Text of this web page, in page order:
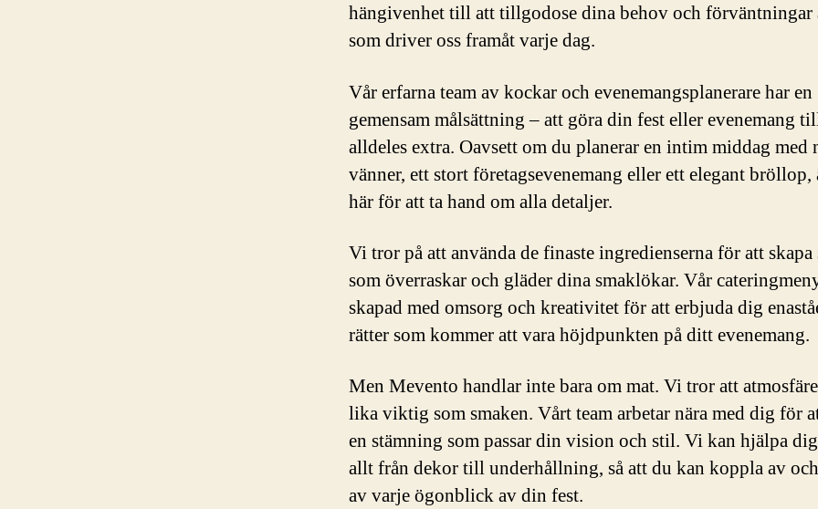
hängivenhet till att tillgodose dina behov och förväntningar
som driver oss framåt varje dag.
Vår erfarna team av kockar och evenemangsplanerare har en
gemensam målsättning – att göra din fest eller evenemang
alldeles extra. Oavsett om du planerar en intim middag med
vänner, ett stort företagsevenemang eller ett elegant
här för att ta hand om alla detaljer.
Vi tror på att använda de finaste ingredienserna för att skapa
som överraskar och gläder dina smaklökar. Vår
skapad med omsorg och kreativitet för att erbjuda dig
rätter som kommer att vara höjdpunkten på ditt evenemang.
Men Mevento handlar inte bara om mat. Vi tror att
lika viktig som smaken. Vårt team arbetar nära med dig för
en stämning som passar din vision och stil. Vi kan hjälpa
allt från dekor till underhållning, så att du kan koppla av
av varje ögonblick av din fest.